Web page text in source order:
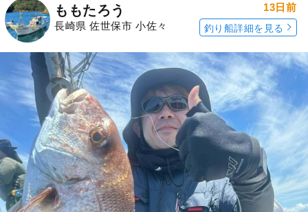
ももたろう
長崎県 佐世保市 小佐々
13日前
釣り船詳細を見る